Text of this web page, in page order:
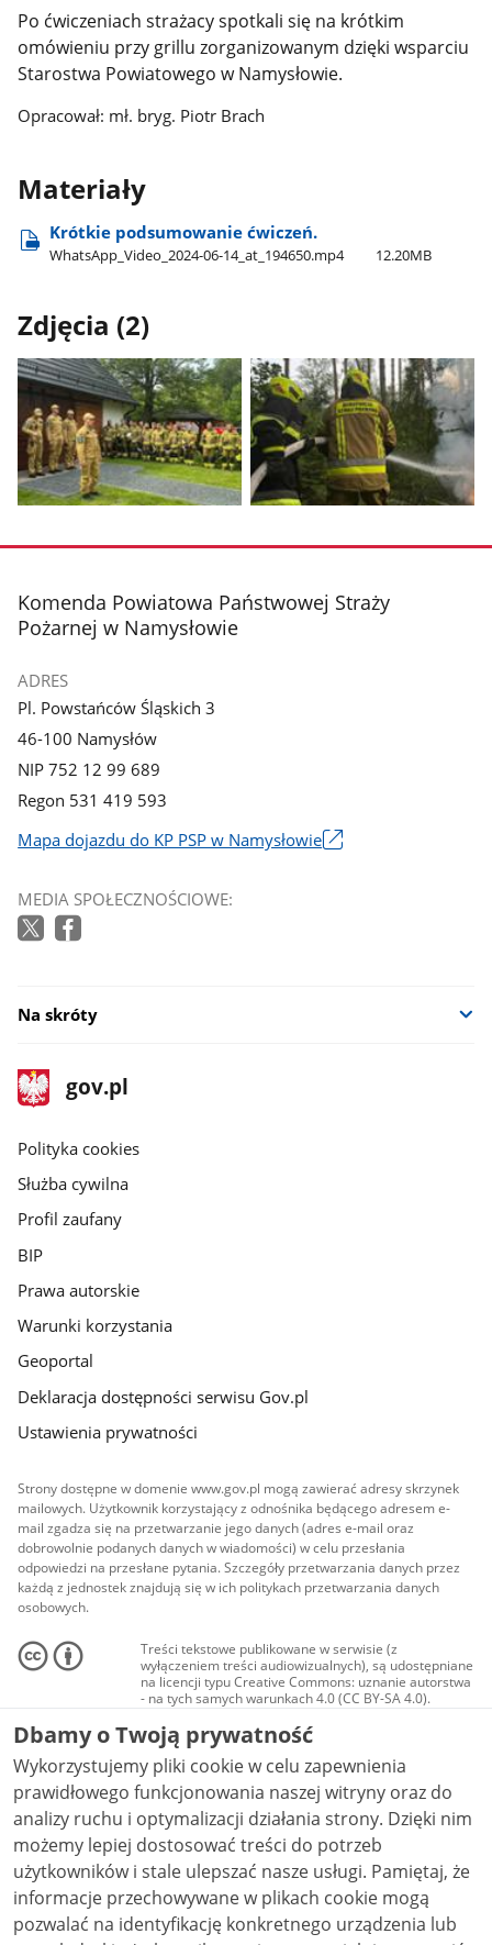
Po ćwiczeniach strażacy spotkali się na krótkim
omówieniu przy grillu zorganizowanym dzięki wsparciu
Starostwa Powiatowego w Namysłowie.
Opracował: mł. bryg. Piotr Brach
Materiały
Krótkie podsumowanie ćwiczeń.
WhatsApp​_Video​_2024-06-14​_at​_194650.mp4 12.20MB
Zdjęcia (2)
zdjęcie
galerii.
zdjęcie
z
galerii.
stopka
Komenda Powiatowa Państwowej Straży
Pożarnej w Namysłowie
ADRES
Pl. Powstańców Śląskich 3
46-100 Namysłów
NIP 752 12 99 689
Regon 531 419 593
Mapa dojazdu do KP PSP w Namysłowie
się
w
MEDIA SPOŁECZNOŚCIOWE:
Na skróty
stopka
gov.pl
Strona
gov.pl
gov.pl
Polityka cookies
Służba cywilna
Profil zaufany
BIP
Prawa autorskie
Warunki korzystania
Geoportal
Deklaracja dostępności serwisu Gov.pl
Ustawienia prywatności
Strony dostępne w domenie www.gov.pl mogą zawierać adresy skrzynek
mailowych. Użytkownik korzystający z odnośnika będącego adresem e-
mail zgadza się na przetwarzanie jego danych (adres e-mail oraz
dobrowolnie podanych danych w wiadomości) w celu przesłania
odpowiedzi na przesłane pytania. Szczegóły przetwarzania danych przez
każdą z jednostek znajdują się w ich politykach przetwarzania danych
osobowych.
Treści tekstowe publikowane w serwisie (z
wyłączeniem treści audiowizualnych), są udostępniane
na licencji typu Creative Commons: uznanie autorstwa
- na tych samych warunkach 4.0 (CC BY-SA 4.0).
Materiały audiowizualne, w tym zdjęcia, materiały
audio i wideo, są udostępniane na licencji typu
Creative Commons: uznanie autorstwa użycie
niekomercyjne - bez utworów zależnych 4.0 (CC BY-
NC-ND 4.0), o ile nie jest to stwierdzone inaczej.
Dbamy o Twoją prywatność
Wykorzystujemy pliki cookie w celu zapewnienia
prawidłowego funkcjonowania naszej witryny oraz do
analizy ruchu i optymalizacji działania strony. Dzięki nim
możemy lepiej dostosować treści do potrzeb
użytkowników i stale ulepszać nasze usługi. Pamiętaj, że
informacje przechowywane w plikach cookie mogą
pozwalać na identyfikację konkretnego urządzenia lub